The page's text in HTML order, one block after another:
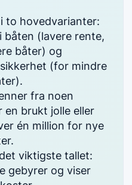
to hovedvarianter:
båten (lavere rente,
båter) og
(for mindre
fra noen
brukt jolle eller
én million for nye
viktigste tallet:
gebyrer og viser